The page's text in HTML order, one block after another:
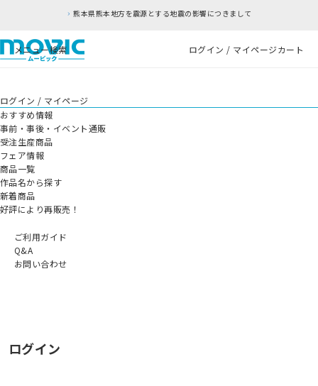
熊本県熊本地方を震源とする地震の影響につきまして
メニュー検索 ログイン / マイページカート
ログイン / マイページ
おすすめ情報
事前・事後・イベント通販
受注生産商品
フェア情報
商品一覧
作品名から探す
新着商品
好評により再販売！
ご利用ガイド
Q&A
お問い合わせ
ログイン